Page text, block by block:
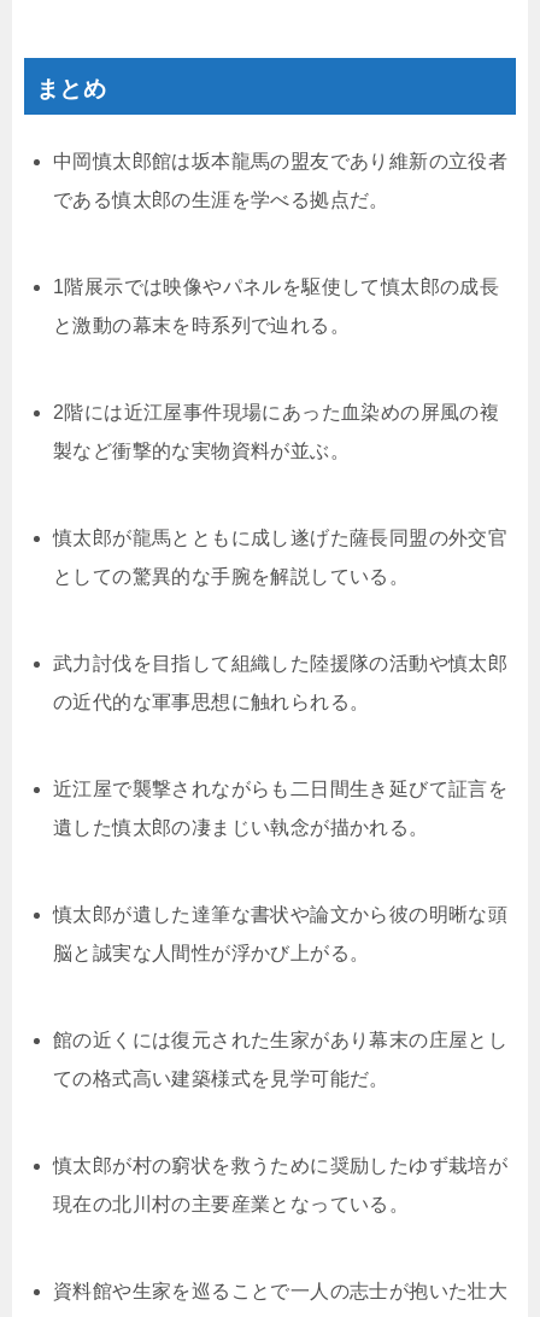
まとめ
中岡慎太郎館は坂本龍馬の盟友であり維新の立役者
である慎太郎の生涯を学べる拠点だ。
1階展示では映像やパネルを駆使して慎太郎の成長
と激動の幕末を時系列で辿れる。
2階には近江屋事件現場にあった血染めの屏風の複
製など衝撃的な実物資料が並ぶ。
慎太郎が龍馬とともに成し遂げた薩長同盟の外交官
としての驚異的な手腕を解説している。
武力討伐を目指して組織した陸援隊の活動や慎太郎
の近代的な軍事思想に触れられる。
近江屋で襲撃されながらも二日間生き延びて証言を
遺した慎太郎の凄まじい執念が描かれる。
慎太郎が遺した達筆な書状や論文から彼の明晰な頭
脳と誠実な人間性が浮かび上がる。
館の近くには復元された生家があり幕末の庄屋とし
ての格式高い建築様式を見学可能だ。
慎太郎が村の窮状を救うために奨励したゆず栽培が
現在の北川村の主要産業となっている。
資料館や生家を巡ることで一人の志士が抱いた壮大